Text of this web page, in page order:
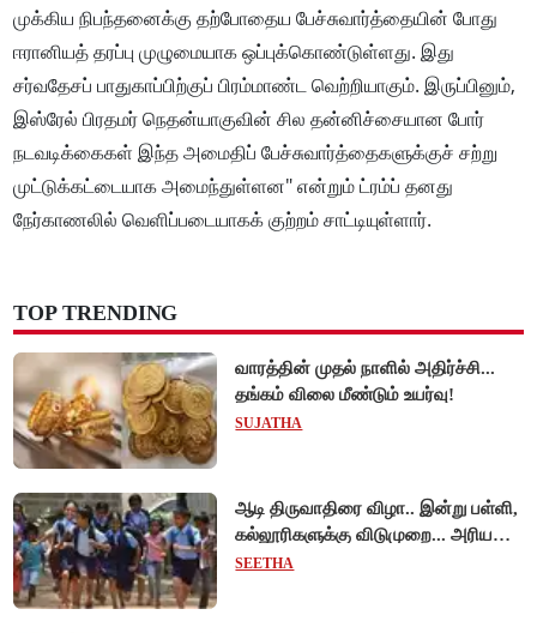
முக்கிய நிபந்தனைக்கு தற்போதைய பேச்சுவார்த்தையின் போது
ஈரானியத் தரப்பு முழுமையாக ஒப்புக்கொண்டுள்ளது. இது
சர்வதேசப் பாதுகாப்பிற்குப் பிரம்மாண்ட வெற்றியாகும். இருப்பினும்,
இஸ்ரேல் பிரதமர் நெதன்யாகுவின் சில தன்னிச்சையான போர்
நடவடிக்கைகள் இந்த அமைதிப் பேச்சுவார்த்தைகளுக்குச் சற்று
முட்டுக்கட்டையாக அமைந்துள்ளன" என்றும் ட்ரம்ப் தனது
நேர்காணலில் வெளிப்படையாகக் குற்றம் சாட்டியுள்ளார்.
TOP TRENDING
வாரத்தின் முதல் நாளில் அதிர்ச்சி...
தங்கம் விலை மீண்டும் உயர்வு!
SUJATHA
ஆடி திருவாதிரை விழா.. இன்று பள்ளி,
கல்லூரிகளுக்கு விடுமுறை... அரியலூர்
மாவட்ட ஆட்சியர் உத்தரவு!
SEETHA